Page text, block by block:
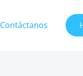
Contáctanos